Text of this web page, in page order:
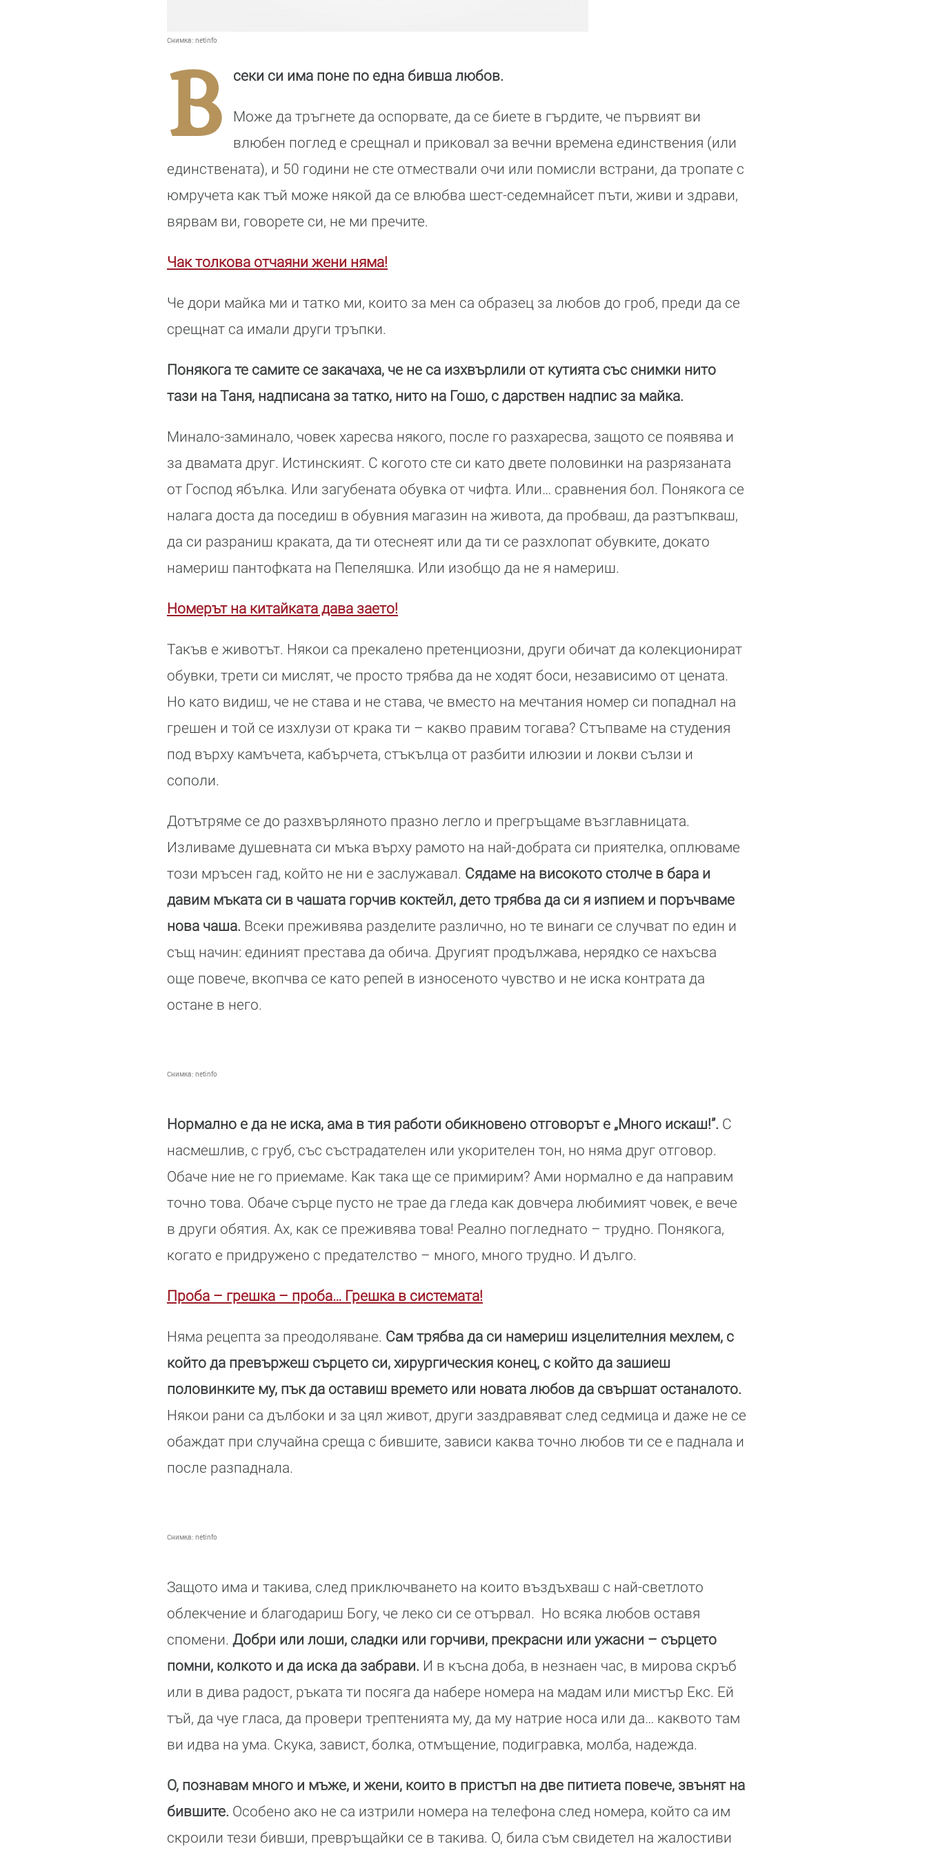
Снимка: netinfo
В секи си има поне по една бивша любов.
Може да тръгнете да оспорвате, да се биете в гърдите, че първият ви
влюбен поглед е срещнал и приковал за вечни времена единствения (или
единствената), и 50 години не сте отмествали очи или помисли встрани, да тропате с
юмручета как тъй може някой да се влюбва шест-седемнайсет пъти, живи и здрави,
вярвам ви, говорете си, не ми пречите.
Чак толкова отчаяни жени няма!
Че дори майка ми и татко ми, които за мен са образец за любов до гроб, преди да се
срещнат са имали други тръпки.
Понякога те самите се закачаха, че не са изхвърлили от кутията със снимки нито
тази на Таня, надписана за татко, нито на Гошо, с дарствен надпис за майка.
Минало-заминало, човек харесва някого, после го разхаресва, защото се появява и
за двамата друг. Истинският. С когото сте си като двете половинки на разрязаната
от Господ ябълка. Или загубената обувка от чифта. Или… сравнения бол. Понякога се
налага доста да поседиш в обувния магазин на живота, да пробваш, да разтъпкваш,
да си разраниш краката, да ти отеснеят или да ти се разхлопат обувките, докато
намериш пантофката на Пепеляшка. Или изобщо да не я намериш.
Номерът на китайката дава заето!
Такъв е животът. Някои са прекалено претенциозни, други обичат да колекционират
обувки, трети си мислят, че просто трябва да не ходят боси, независимо от цената.
Но като видиш, че не става и не става, че вместо на мечтания номер си попаднал на
грешен и той се изхлузи от крака ти – какво правим тогава? Стъпваме на студения
под върху камъчета, кабърчета, стъкълца от разбити илюзии и локви сълзи и
сополи.
Дотътряме се до разхвърляното празно легло и прегръщаме възглавницата.
Изливаме душевната си мъка върху рамото на най-добрата си приятелка, оплюваме
този мръсен гад, който не ни е заслужавал. Сядаме на високото столче в бара и
давим мъката си в чашата горчив коктейл, дето трябва да си я изпием и поръчваме
нова чаша. Всеки преживява разделите различно, но те винаги се случват по един и
същ начин: единият престава да обича. Другият продължава, нерядко се нахъсва
още повече, вкопчва се като репей в износеното чувство и не иска контрата да
остане в него.
Снимка: netinfo
Нормално е да не иска, ама в тия работи обикновено отговорът е „Много искаш!”. С
насмешлив, с груб, със състрадателен или укорителен тон, но няма друг отговор.
Обаче ние не го приемаме. Как така ще се примирим? Ами нормално е да направим
точно това. Обаче сърце пусто не трае да гледа как довчера любимият човек, е вече
в други обятия. Ах, как се преживява това! Реално погледнато – трудно. Понякога,
когато е придружено с предателство – много, много трудно. И дълго.
Проба – грешка – проба… Грешка в системата!
Няма рецепта за преодоляване. Сам трябва да си намериш изцелителния мехлем, с
който да превържеш сърцето си, хирургическия конец, с който да зашиеш
половинките му, пък да оставиш времето или новата любов да свършат останалото.
Някои рани са дълбоки и за цял живот, други заздравяват след седмица и даже не се
обаждат при случайна среща с бившите, зависи каква точно любов ти се е паднала и
после разпаднала.
Снимка: netinfo
Защото има и такива, след приключването на които въздъхваш с най-светлото
облекчение и благодариш Богу, че леко си се отървал. Но всяка любов оставя
спомени. Добри или лоши, сладки или горчиви, прекрасни или ужасни – сърцето
помни, колкото и да иска да забрави. И в късна доба, в незнаен час, в мирова скръб
или в дива радост, ръката ти посяга да набере номера на мадам или мистър Екс. Ей
тъй, да чуе гласа, да провери трептенията му, да му натрие носа или да… каквото там
ви идва на ума. Скука, завист, болка, отмъщение, подигравка, молба, надежда.
О, познавам много и мъже, и жени, които в пристъп на две питиета повече, звънят на
бившите. Особено ако не са изтрили номера на телефона след номера, който са им
скроили тези бивши, превръщайки се в такива. О, била съм свидетел на жалостиви